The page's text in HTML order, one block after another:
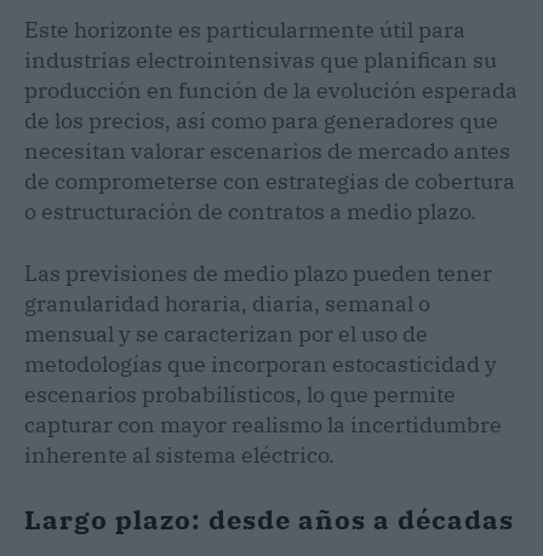
Este horizonte es particularmente útil para
industrias electrointensivas que planifican su
producción en función de la evolución esperada
de los precios, así como para generadores que
necesitan valorar escenarios de mercado antes
de comprometerse con estrategias de cobertura
o estructuración de contratos a medio plazo.
Las previsiones de medio plazo pueden tener
granularidad horaria, diaria, semanal o
mensual y se caracterizan por el uso de
metodologías que incorporan estocasticidad y
escenarios probabilísticos, lo que permite
capturar con mayor realismo la incertidumbre
inherente al sistema eléctrico.
Largo plazo: desde años a décadas